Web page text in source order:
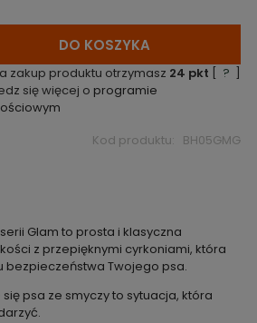
DO KOSZYKA
zakup produktu otrzymasz 24 pkt [ ? ]
się więcej o programie
Kod produktu: BH05GMG
Glam to prosta i klasyczna
z przepięknymi cyrkoniami, która
bezpieczeństwa Twojego psa.
psa ze smyczy to sytuacja, która